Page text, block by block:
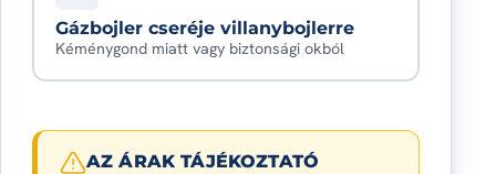
Gázbojler cseréje villanybojlerre
Kéménygond miatt vagy biztonsági okból
AZ ÁRAK TÁJÉKOZTATÓ